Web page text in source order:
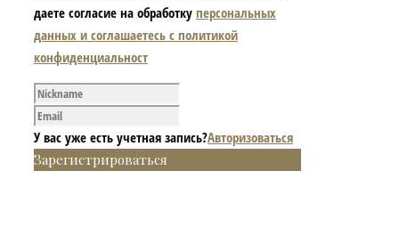
даете согласие на обработку персональных
данных и соглашаетесь с политикой
конфиденциальност
У вас уже есть учетная запись?Авторизоваться
Зарегистрироваться